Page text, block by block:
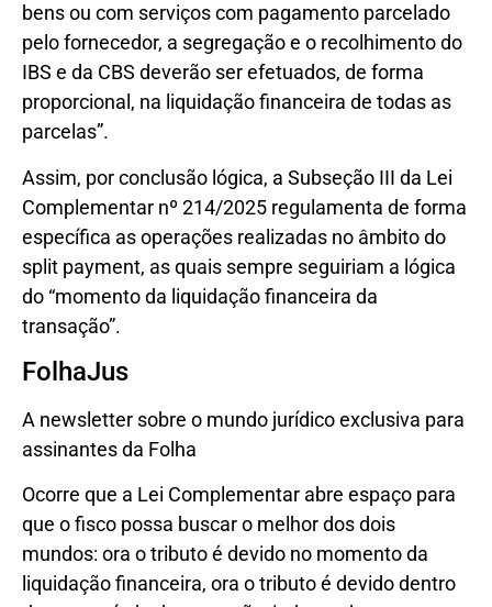
bens ou com serviços com pagamento parcelado
pelo fornecedor, a segregação e o recolhimento do
IBS e da CBS deverão ser efetuados, de forma
proporcional, na liquidação financeira de todas as
parcelas”.
Assim, por conclusão lógica, a Subseção III da Lei
Complementar nº 214/2025 regulamenta de forma
específica as operações realizadas no âmbito do
split payment, as quais sempre seguiriam a lógica
do “momento da liquidação financeira da
transação”.
FolhaJus
A newsletter sobre o mundo jurídico exclusiva para
assinantes da Folha
Ocorre que a Lei Complementar abre espaço para
que o fisco possa buscar o melhor dos dois
mundos: ora o tributo é devido no momento da
liquidação financeira, ora o tributo é devido dentro